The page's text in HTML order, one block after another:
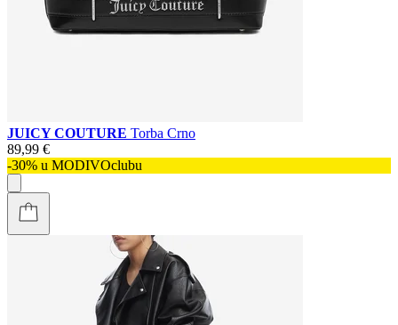
JUICY COUTURE Torba Crno
89,99 €
-30% u MODIVOclubu